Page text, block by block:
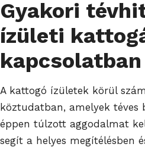
Gyakori
ízületi
kapcsolatban
A kattogó ízületek körül
köztudatban, amelyek téves
éppen túlzott aggodalmat
segít a helyes megítélésben